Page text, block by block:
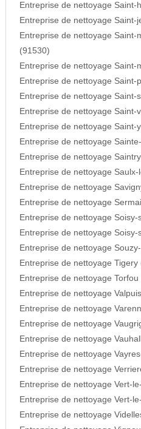
Entreprise de nettoyage Saint-
Entreprise de nettoyage
Entreprise de nettoyage Saint-
(91530)
Entreprise de nettoyage Saint-
Entreprise de nettoyage
Entreprise de nettoyage
Entreprise de nettoyage Saint-
Entreprise de nettoyage Saint-
Entreprise de nettoyage
Entreprise de nettoyage
Entreprise de nettoyage
Entreprise de nettoyage
Entreprise de nettoyage
Entreprise de nettoyage
Entreprise de nettoyage
Entreprise de nettoyage
Entreprise de nettoyage Tigery
Entreprise de nettoyage Torfou
Entreprise de nettoyage
Entreprise de nettoyage
Entreprise de nettoyage
Entreprise de nettoyage
Entreprise de nettoyage
Entreprise de nettoyage
Entreprise de nettoyage Vert-
Entreprise de nettoyage Vert-
Entreprise de nettoyage